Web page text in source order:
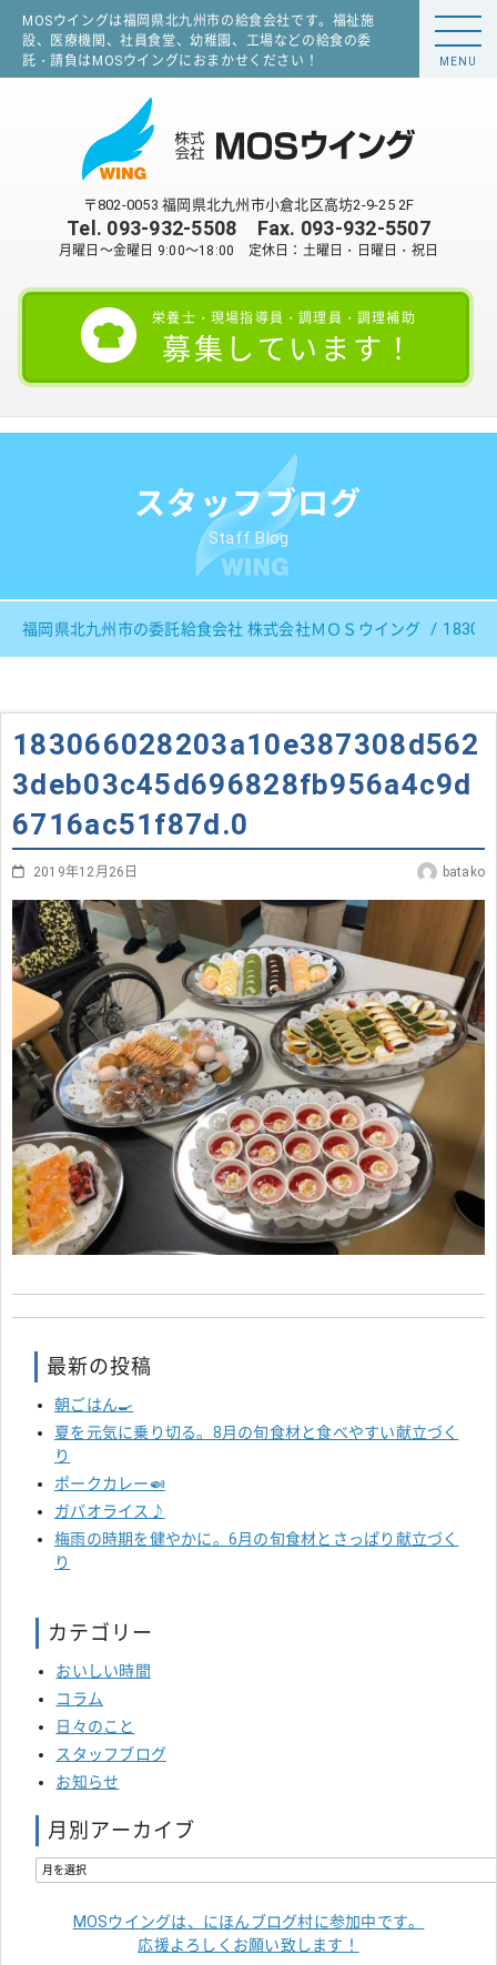
MOSウイングは福岡県北九州市の給食会社です。福祉施
設、医療機関、社員食堂、幼稚園、工場などの給食の委
託・請負はMOSウイングにおまかせください！
〒802-0053 福岡県北九州市小倉北区高坊2-9-25 2F
Tel. 093-932-5508 Fax. 093-932-5507
月曜日～金曜日 9:00～18:00 定休日：土曜日・日曜日・祝日
栄養士・現場指導員・調理員・調理補助
募集しています！
MENU
スタッフブログ
Staff Blog
福岡県北九州市の委託給食会社 株式会社ＭＯＳウイング
183066028203a10e387308d562
3deb03c45d696828fb956a4c9d
6716ac51f87d.0
2019年12月26日 batako
最新の投稿
朝ごはん🍳
夏を元気に乗り切る。8月の旬食材と食べやすい献立づく
り
ポークカレー🍛
ガパオライス♪
梅雨の時期を健やかに。6月の旬食材とさっぱり献立づく
り
カテゴリー
おいしい時間
コラム
日々のこと
スタッフブログ
お知らせ
月別アーカイブ
MOSウイングは、にほんブログ村に参加中です。
応援よろしくお願い致します！